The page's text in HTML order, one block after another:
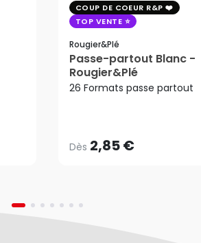
COUP DE COEUR R&P
TOP VENTE
Rougier&plé
Passe-partout Blanc -
Rougier&Plé
26 Formats passe partout
Dès 2,85 €
2,85 €